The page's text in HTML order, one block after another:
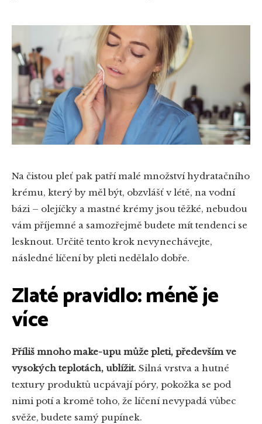
Na čistou pleť pak patří malé množství hydratačního
krému, který by měl být, obzvlášť v létě, na vodní
bázi – olejíčky a mastné krémy jsou těžké, nebudou
vám příjemné a samozřejmě budete mít tendenci se
lesknout. Určitě tento krok nevynechávejte,
následné líčení by pleti nedělalo dobře.
Zlaté pravidlo: méně je
více
Příliš mnoho make-upu může pleti, především ve
vysokých teplotách, ublížit. Silná vrstva a hutné
textury produktů ucpávají póry, pokožka se pod
nimi potí a kromě toho, že líčení nevypadá vůbec
svěže, budete samý pupínek.